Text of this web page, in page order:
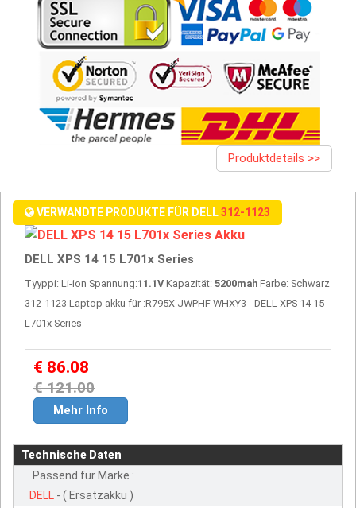
Produktdetails >>
VERWANDTE PRODUKTE FÜR DELL312-1123
DELL XPS 14 15 L701x Series
Tyyppi: Li-ion Spannung:11.1V Kapazität: 5200mah Farbe: Schwarz
312-1123 Laptop akku für :R795X JWPHF WHXY3 - DELL XPS 14 15
L701x Series
€ 86.08
€ 121.00
Mehr Info
Technische Daten
Passend für Marke :
DELL - ( Ersatzakku )